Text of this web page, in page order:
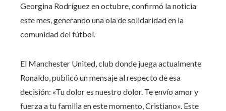
Georgina Rodríguez en octubre, confirmó la noticia
este mes, generando una ola de solidaridad en la
comunidad del fútbol.
El Manchester United, club donde juega actualmente
Ronaldo, publicó un mensaje al respecto de esa
decisión: «Tu dolor es nuestro dolor. Te envío amor y
fuerza a tu familia en este momento, Cristiano». Este